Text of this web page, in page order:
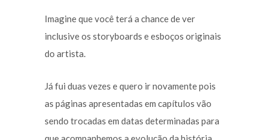
Imagine que você terá a chance de ver
inclusive os storyboards e esboços originais
do artista.
Já fui duas vezes e quero ir novamente pois
as páginas apresentadas em capítulos vão
sendo trocadas em datas determinadas para